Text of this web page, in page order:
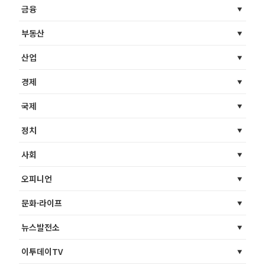
금융
부동산
산업
경제
국제
정치
사회
오피니언
문화·라이프
뉴스발전소
이투데이TV